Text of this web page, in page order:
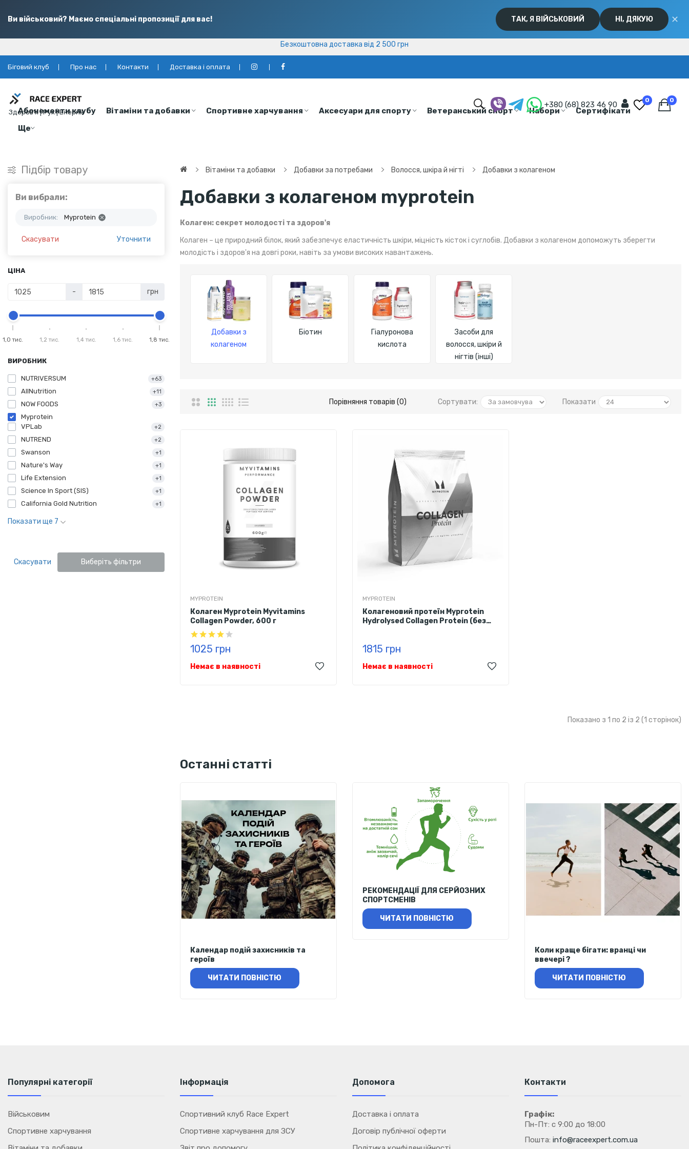
Ви військовий? Маємо спеціальні пропозиції для вас! ТАК, Я ВІЙСЬКОВИЙ НІ, ДЯКУЮ ✕
Безкоштовна доставка від 2 500 грн
Безкоштовна доставка від 2 500 грн
Біговий клуб Про нас Контакти Доставка і оплата
Здоров’я | Рух | Енергія
Абонементи клубу Вітаміни та добавки Спортивне харчування Аксесуари для спорту Ветеранський спорт Набори
Сертифікати
Ще
+380 (68) 823 46 90 0 0
Підбір товару
Ви вибрали:
Виробник: Myprotein
Скасувати Уточнити
ЦІНА
- грн
1,0 тис. 1,2 тис. 1,4 тис. 1,6 тис. 1,8 тис.
ВИРОБНИК
California Gold Nutrition +1
Science In Sport (SIS) +1
NUTREND +2
NUTRIVERSUM +63
NOW FOODS +3
Life Extension +1
Nature's Way +1
VPLab +2
Swanson +1
AllNutrition +11
Myprotein
Показати ще 7
Скасувати Виберіть фільтри
Вітаміни та добавки Добавки за потребами Волосся, шкіра й нігті Добавки з колагеном
Добавки з колагеном myprotein
Колаген: секрет молодості та здоров'я
Колаген – це природний білок, який забезпечує еластичність шкіри, міцність кісток і суглобів. Добавки з колагеном допоможуть зберегти
молодість і здоров'я на довгі роки, навіть за умови високих навантажень.
Біотин
Добавки з
колагеном
Гіалуронова
кислота
Засоби для
волосся, шкіри й
нігтів (інші)
Порівняння товарів (0) Сортувати: Показати
MYPROTEIN
Колаген Myprotein Myvitamins
Collagen Powder, 600 г
1025 грн
Немає в наявності
MYPROTEIN
Колагеновий протеїн Myprotein
Hydrolysed Collagen Protein (без
1815 грн
Немає в наявності
Показано з 1 по 2 із 2 (1 сторінок)
Останні статті
Календар подій захисників та
героїв
ЧИТАТИ ПОВНІСТЮ
РЕКОМЕНДАЦІЇ ДЛЯ СЕРЙОЗНИХ
СПОРТСМЕНІВ
ЧИТАТИ ПОВНІСТЮ
Коли краще бігати: вранці чи
ввечері ?
ЧИТАТИ ПОВНІСТЮ
Популярні категорії
Військовим
Спортивне харчування
Інформація
Спортивний клуб Race Expert
Спортивне харчування для ЗСУ
Допомога
Доставка і оплата
Договір публічної оферти
Контакти
Графік:
Пн-Пт: с 9:00 до 18:00
Пошта: info@raceexpert.com.ua